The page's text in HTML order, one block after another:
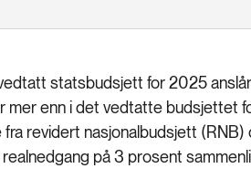
statsbudsjett for 2025
mer enn i det vedtatte budsjettet
revidert nasjonalbudsjett
på 3 prosent